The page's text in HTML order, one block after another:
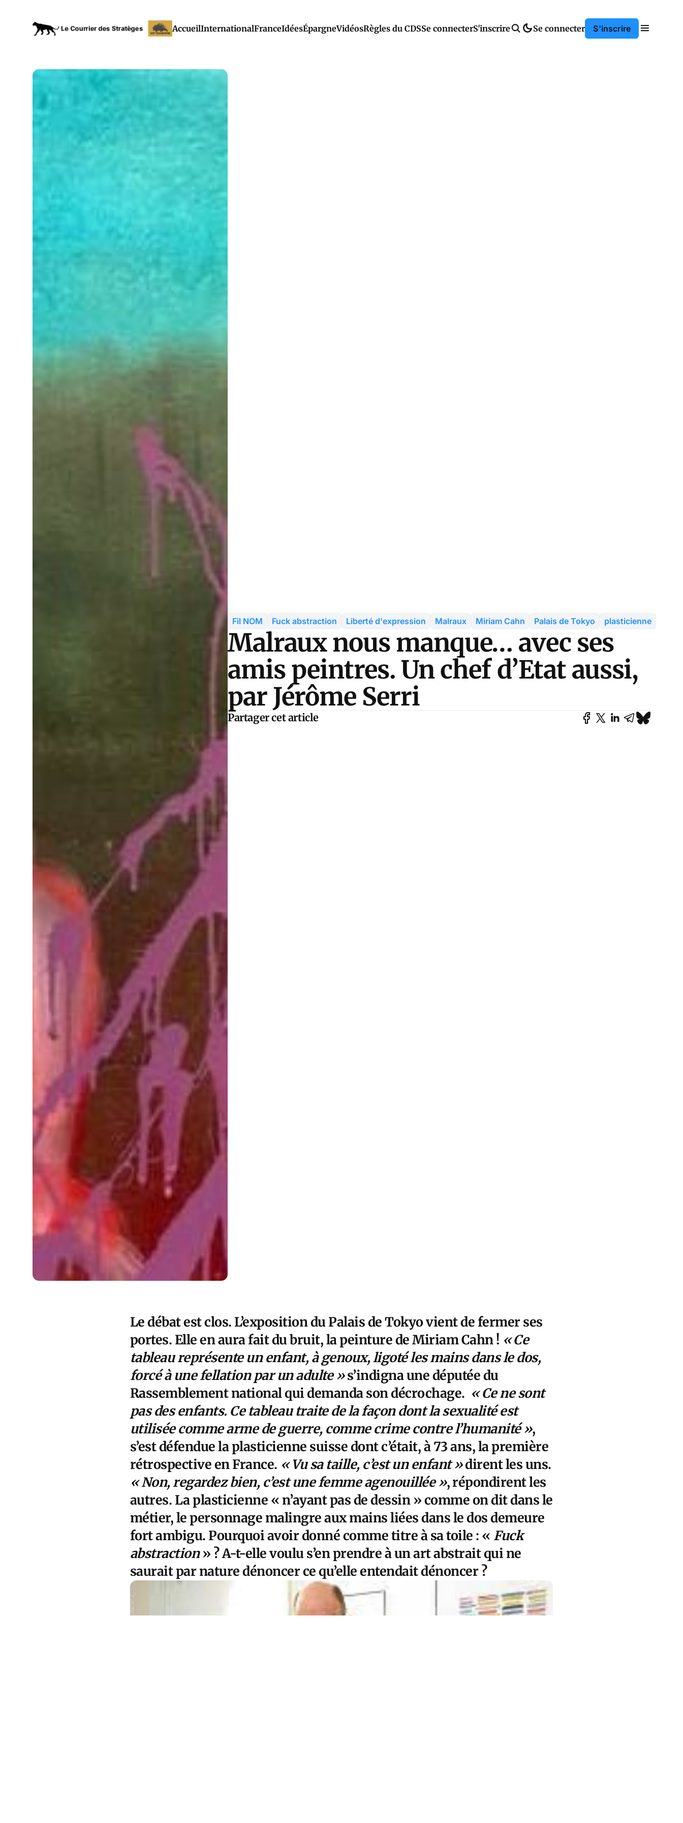
AccueilInternationalFranceIdéesÉpargneVidéosRègles du CDSSe connecterS'inscrire Se connecter S'inscrire
Fil NOM Fuck abstraction Liberté d'expression Malraux Miriam Cahn Palais de Tokyo plasticienne
Malraux nous manque… avec ses
amis peintres. Un chef d’Etat aussi,
par Jérôme Serri
Partager cet article
Le débat est clos. L’exposition du Palais de Tokyo vient de fermer ses
portes. Elle en aura fait du bruit, la peinture de Miriam Cahn ! « Ce
tableau représente un enfant, à genoux, ligoté les mains dans le dos,
forcé à une fellation par un adulte »s’indigna une députée du
Rassemblement national qui demanda son décrochage. « Ce ne sont
pas des enfants. Ce tableau traite de la façon dont la sexualité est
utilisée comme arme de guerre, comme crime contre l’humanité »,
s’est défendue la plasticienne suisse dont c’était, à 73 ans, la première
rétrospective en France. « Vu sa taille, c’est un enfant »dirent les uns.
« Non, regardez bien, c’est une femme agenouillée », répondirent les
autres. La plasticienne « n’ayant pas de dessin » comme on dit dans le
métier, le personnage malingre aux mains liées dans le dos demeure
fort ambigu. Pourquoi avoir donné comme titre à sa toile : « Fuck
abstraction» ? A-t-elle voulu s’en prendre à un art abstrait qui ne
saurait par nature dénoncer ce qu’elle entendait dénoncer ?